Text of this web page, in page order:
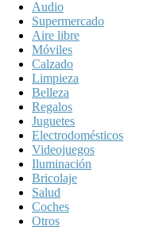
Audio
Supermercado
Aire libre
Móviles
Calzado
Limpieza
Belleza
Regalos
Juguetes
Electrodomésticos
Videojuegos
Iluminación
Bricolaje
Salud
Coches
Otros